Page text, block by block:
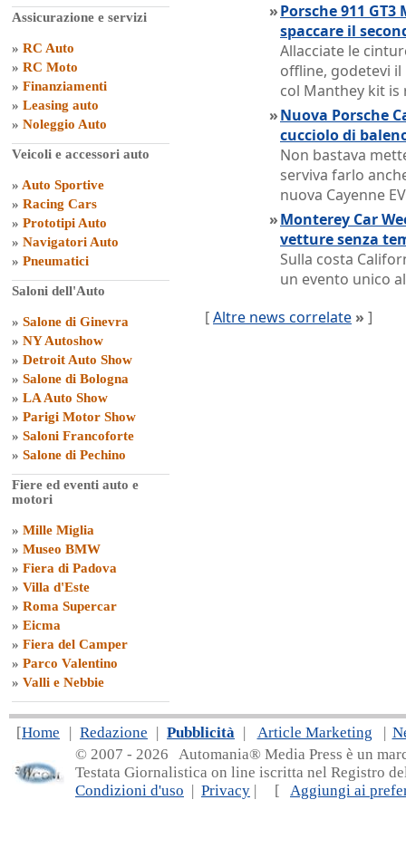
Assicurazione e servizi
» RC Auto
» RC Moto
» Finanziamenti
» Leasing auto
» Noleggio Auto
Veicoli e accessori auto
» Auto Sportive
» Racing Cars
» Prototipi Auto
» Navigatori Auto
» Pneumatici
Saloni dell'Auto
» Salone di Ginevra
» NY Autoshow
» Detroit Auto Show
» Salone di Bologna
» LA Auto Show
» Parigi Motor Show
» Saloni Francoforte
» Salone di Pechino
Fiere ed eventi auto e
motori
» Mille Miglia
» Museo BMW
» Fiera di Padova
» Villa d'Este
» Roma Supercar
» Eicma
» Fiera del Camper
» Parco Valentino
» Valli e Nebbie
»Porsche 911
spaccare il
Allacciate le
offline, godetevi il
col Manthey kit
»Nuova Porsche
cucciolo di
Non bastava
serviva farlo
nuova Cayenne EV
»Monterey Car
vetture senza
Sulla costa
un evento unico
[Altre news correlate » ]
[Home | Redazione | Pubblicità | Article Marketing |
© 2007 - 2026 Automania® Media Press è un
Testata Giornalistica on line iscritta nel Registro
Condizioni d'uso | Privacy | [ Aggiungi ai